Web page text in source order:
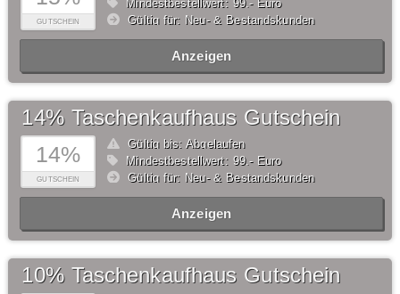
GUTSCHEIN
Mindestbestellwert: 99,- Euro
Gültig für: Neu- & Bestandskunden
Anzeigen
14%
GUTSCHEIN
14% Taschenkaufhaus Gutschein
Gültig bis: Abgelaufen
Mindestbestellwert: 99,- Euro
Gültig für: Neu- & Bestandskunden
Anzeigen
10% Taschenkaufhaus Gutschein